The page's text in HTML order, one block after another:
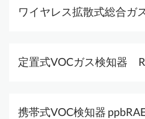
ワイヤレス拡散式総合
定置式VOCガス検知器
携帯式VOC検知器